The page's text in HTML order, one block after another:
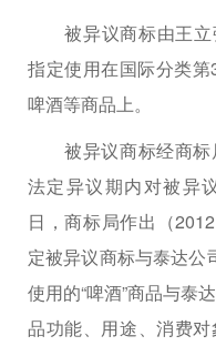
被异议商标由王立
指定使用在国际分类第
啤酒等商品上。
被异议商标经商标
法定异议期内对被异
日，商标局作出（
定被异议商标与泰达公
使用的“啤酒”商品与泰
品功能、用途、消费